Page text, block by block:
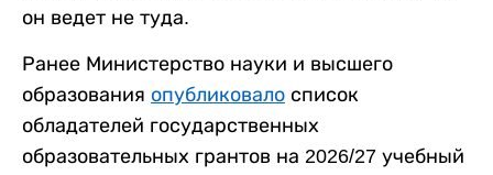
он ведет не туда.
Ранее Министерство науки и высшего
образования опубликовало список
обладателей государственных
образовательных грантов на 2026/27 учебный